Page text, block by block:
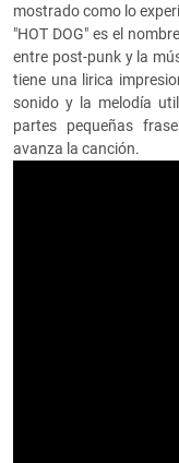
mostrado como lo
"HOT DOG" es el
entre post-punk y la
tiene una lirica
sonido y la melodía
partes pequeñas
avanza la canción.